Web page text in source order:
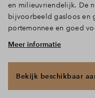
en milieuvriendelijk. De
bijvoorbeeld gasloos en
portemonnee en goed
Het comfortabele 3-
ligt op de 2e verdieping.
of met zijn tweeën bent.
kinderen juist allemaal
Meer informatie
Bekijk beschikbaar